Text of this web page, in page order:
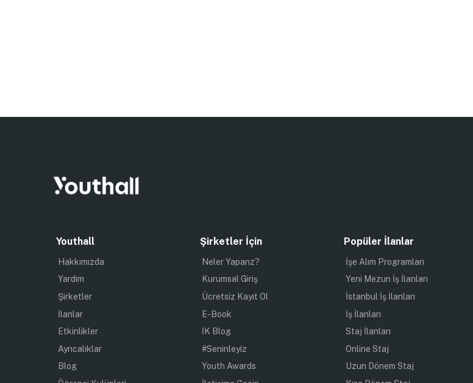
Youthall
Hakkımızda
Yardım
Şirketler
İlanlar
Etkinlikler
Ayrıcalıklar
Blog
Şirketler İçin
Neler Yaparız?
Kurumsal Giriş
Ücretsiz Kayıt Ol
E-Book
İK Blog
#Seninleyiz
Youth Awards
Popüler İlanlar
İşe Alım Programları
Yeni Mezun İş İlanları
İstanbul İş İlanları
İş İlanları
Staj İlanları
Online Staj
Uzun Dönem Staj